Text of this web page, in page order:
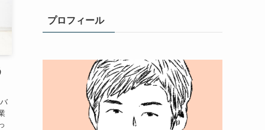
プロフィール